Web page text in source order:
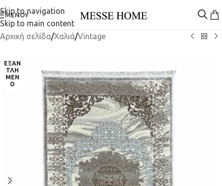
Skip to navigation
Skip to main content
ΜΕΝΟΎ
Αρχική σελίδα/Χαλιά/Vintage
ΕΞΑΝ
ΤΛΗ
ΜΈΝ
Ο